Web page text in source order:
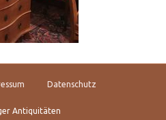
Datenschutz
Antiquitäten